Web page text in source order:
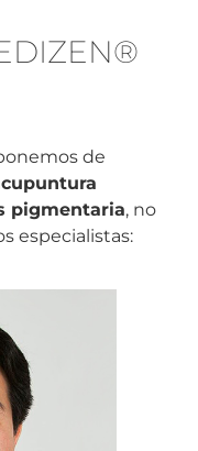
ZEN®
de
pigmentaria, no
especialistas: